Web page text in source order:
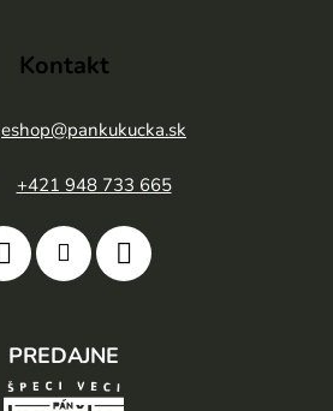
Kontakt
eshop@pankukucka.sk
+421 948 733 665
PREDAJNE